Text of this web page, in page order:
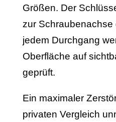
Größen. Der
zur Schraubenachse
jedem Durchgang
Oberfläche auf
geprüft.
Ein maximaler
privaten Vergleich